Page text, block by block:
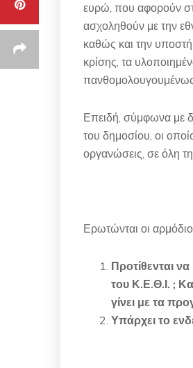
ευρώ, που αφορούν
ασχοληθούν με την
καθώς και την
κρίσης, τα
Επειδή, σύμφωνα με
του δημοσίου, οι
οργανώσεις, σε όλη
Ερωτώνται οι
Προτίθενται
του Κ.Ε.Θ.Ι. ;
γίνει με τα
Υπάρχει το